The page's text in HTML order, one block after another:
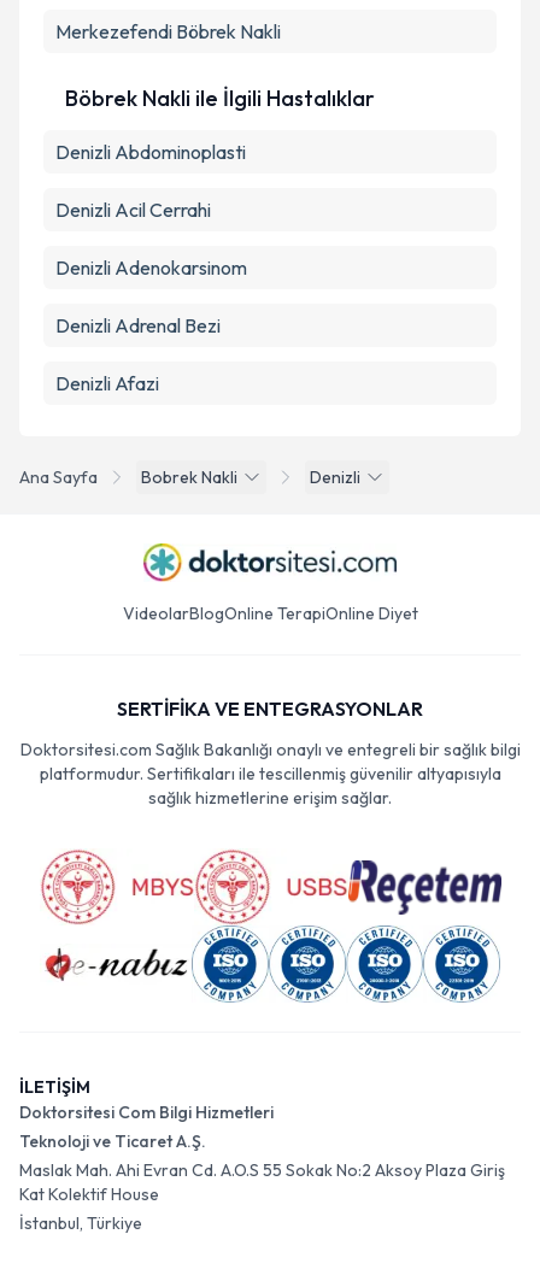
Metni'ni okudum ve kişisel verilerimin belirtilen
Ana Sayfa Bobrek Nakli Denizli
Merkezefendi Böbrek Nakli
Böbrek Nakli ile İlgili Hastalıklar
Denizli Abdominoplasti
Denizli Acil Cerrahi
Denizli Adenokarsinom
Denizli Adrenal Bezi
Denizli Afazi
VideolarBlogOnline TerapiOnline Diyet
SERTİFİKA VE ENTEGRASYONLAR
Doktorsitesi.com Sağlık Bakanlığı onaylı ve entegreli bir sağlık bilgi
platformudur. Sertifikaları ile tescillenmiş güvenilir altyapısıyla
sağlık hizmetlerine erişim sağlar.
İLETİŞİM
Doktorsitesi Com Bilgi Hizmetleri
Teknoloji ve Ticaret A.Ş.
Maslak Mah. Ahi Evran Cd. A.O.S 55 Sokak No:2 Aksoy Plaza Giriş
Kat Kolektif House
İstanbul, Türkiye